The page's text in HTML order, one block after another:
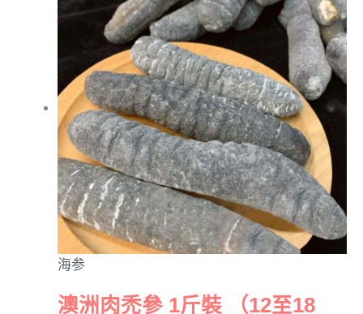
海参
澳洲肉禿參 1斤裝 （12至18